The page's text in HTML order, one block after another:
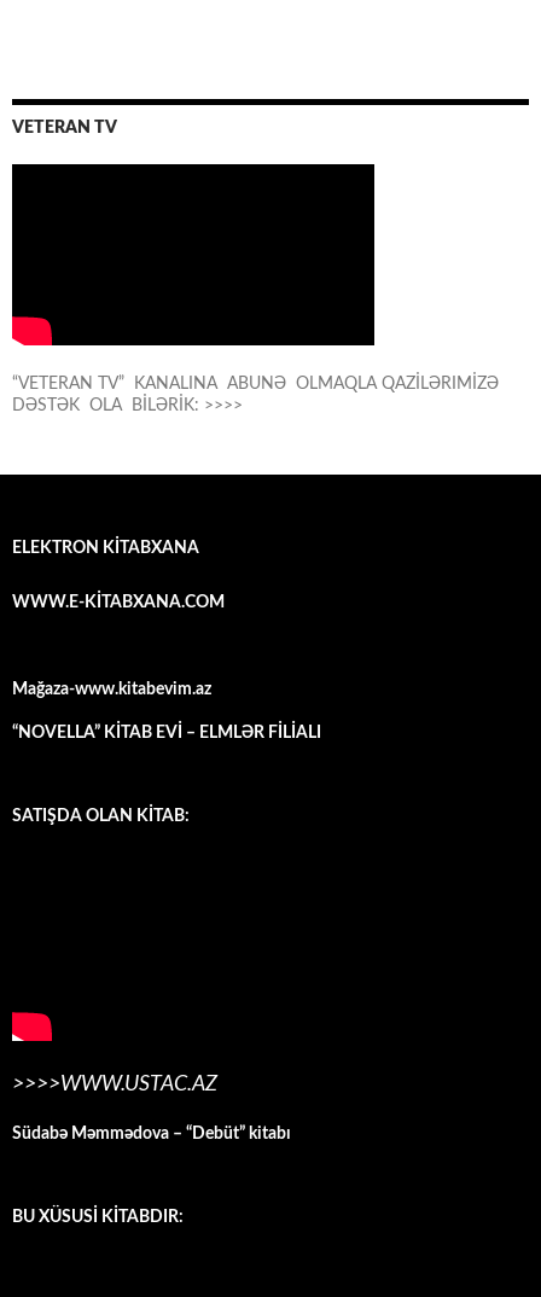
VETERAN TV
“VETERAN TV” KANALINA ABUNƏ OLMAQLA QAZİLƏRIMİZƏ
DƏSTƏK OLA BİLƏRİK: >>>>
ELEKTRON KİTABXANA
WWW.E-KİTABXANA.COM
Mağaza-www.kitabevim.az
“NOVELLA” KİTAB EVİ – ELMLƏR FİLİALI
SATIŞDA OLAN KİTAB:
>>>>WWW.USTAC.AZ
Südabə Məmmədova – “Debüt” kitabı
BU XÜSUSİ KİTABDIR: